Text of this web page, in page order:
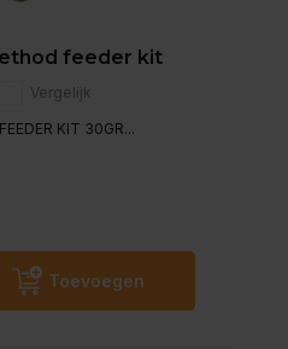
feeder kit
Vergelijk
KIT 30GR...
Toevoegen